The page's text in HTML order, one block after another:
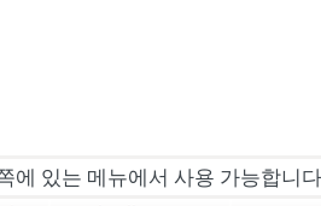
에 있는 메뉴에서 사용 가능합니